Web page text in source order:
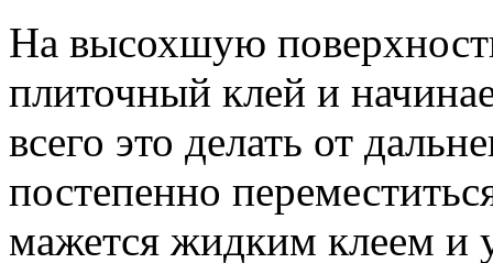
На высохшую
плиточный клей и
всего это делать от
постепенно
мажется жидким клеем и